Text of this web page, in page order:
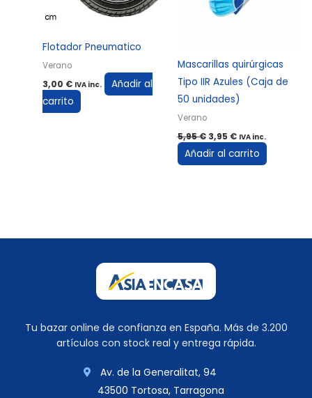
Flotador Pneumatico
Verano
3,00 € IVA inc.
Añadir al
carrito
Mascarillas quirúrgicas
Tipo IIR Azules (Caja de
50 unidades)
Verano
5,95€ 3,95 € IVA inc.
Añadir al carrito
Tu bazar online de confianza en España. Más de 3.200
artículos con stock real y entrega rápida.
Av. de la Generalitat, 94
43500 Tortosa, Tarragona